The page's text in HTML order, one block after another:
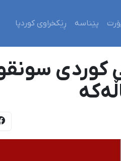
پێناسە ڕێکخراوی کوردپا
کوردی